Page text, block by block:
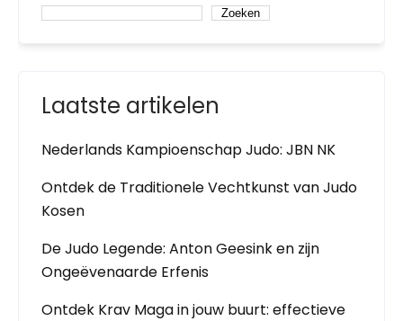
Zoeken
Laatste artikelen
Nederlands Kampioenschap Judo: JBN NK
Ontdek de Traditionele Vechtkunst van Judo
Kosen
De Judo Legende: Anton Geesink en zijn
Ongeëvenaarde Erfenis
Ontdek Krav Maga in jouw buurt: effectieve